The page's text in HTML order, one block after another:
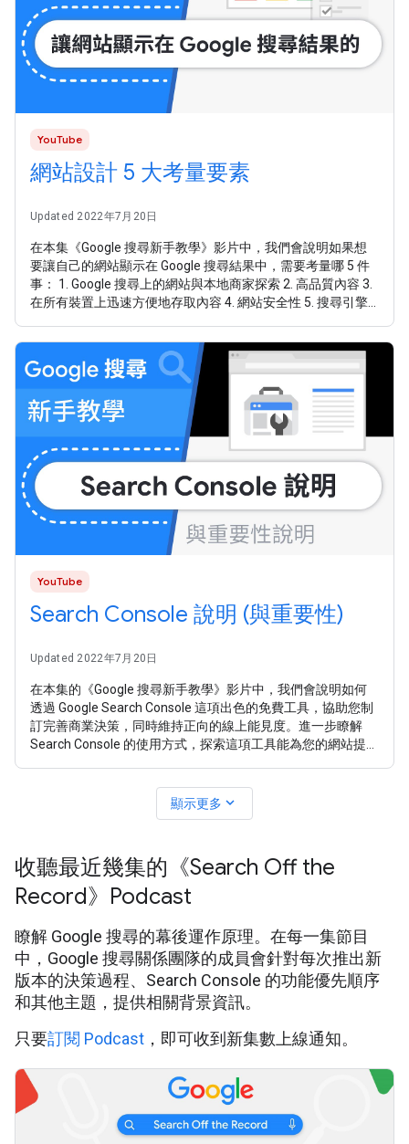
YouTube
網站設計 5 大考量要素
Updated 2022年7月20日
在本集《Google 搜尋新手教學》影片中，我們會說明如果想
要讓自己的網站顯示在 Google 搜尋結果中，需要考量哪 5 件
事： 1. Google 搜尋上的網站與本地商家探索 2. 高品質內容 3.
在所有裝置上迅速方便地存取內容 4. 網站安全性 5. 搜尋引擎
https://goo.gle/2kr9ZTq 網站管理員方針 →
https://goo.gle/2QieSvl 建立安全的網站 →
YouTube
Search Console 說明 (與重要性)
Updated 2022年7月20日
在本集的《Google 搜尋新手教學》影片中，我們會說明如何
透過 Google Search Console 這項出色的免費工具，協助您制
訂完善商業決策，同時維持正向的線上能見度。進一步瞭解
Search Console 的使用方式，探索這項工具能為您的網站提供
顯示更多 expand_more
收聽最近幾集的《Search Off the
Record》Podcast
瞭解 Google 搜尋的幕後運作原理。在每一集節目
中，Google 搜尋關係團隊的成員會針對每次推出新
版本的決策過程、Search Console 的功能優先順序
和其他主題，提供相關背景資訊。
只要訂閱 Podcast ，即可收到新集數上線通知。